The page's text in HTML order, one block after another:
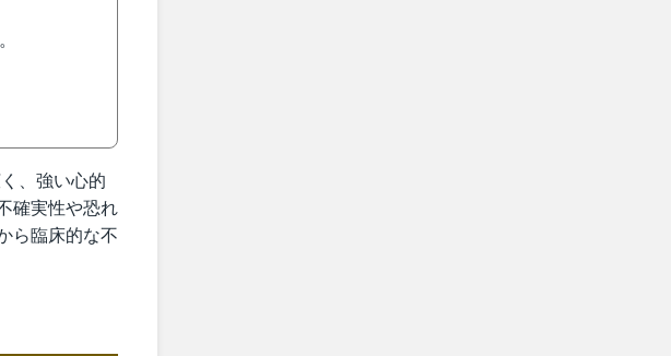
、強い心的
確実性や恐れ
ら臨床的な不